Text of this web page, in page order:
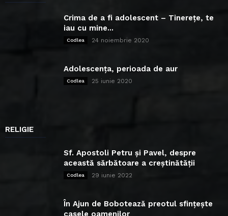
Crima de a fi adolescent – Tinerețe, te
iau cu mine...
Codlea 24 noiembrie 2020
Adolescența, perioada de aur
Codlea 25 iunie 2020
RELIGIE
Sf. Apostoli Petru și Pavel, despre
această sărbătoare a creștinătății
Codlea 29 iunie 2022
În Ajun de Bobotează preotul sfințește